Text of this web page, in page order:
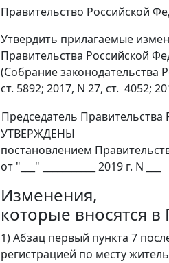
Правительство Российской
Утвердить прилагаемые
Правительства Российской
(Собрание законодательства
ст. 5892; 2017, N 27, ст. 4052;
Председатель
УТВЕРЖДЕНЫ
постановлением
от "___" ___________ 2019 г. N ___
Изменения,
которые вносятся
1) Абзац первый пункта 7
регистрацией по месту